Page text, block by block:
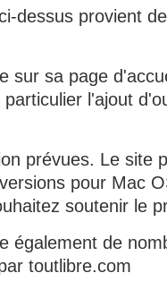
dessus provient
sur sa page
l'ajout
prévues. Le site
pour Mac
soutenir le
également de
toutlibre.com